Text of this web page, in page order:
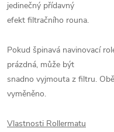
jedinečný přídavný
efekt filtračního rouna.
Pokud špinavá navinovací
prázdná, může být
snadno vyjmouta z filtru.
vyměněno.
Vlastnosti Rollermatu